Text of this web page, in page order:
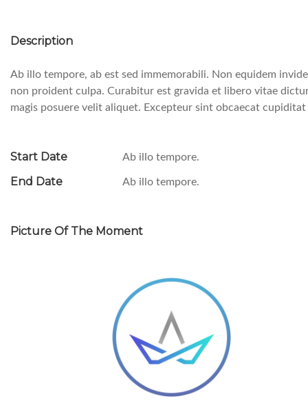
Description
Ab illo tempore, ab est sed immemorabili. Non equidem
non proident culpa. Curabitur est gravida et libero vitae
magis posuere velit aliquet. Excepteur sint obcaecat
Start Date Ab illo tempore.
End Date Ab illo tempore.
Picture Of The Moment